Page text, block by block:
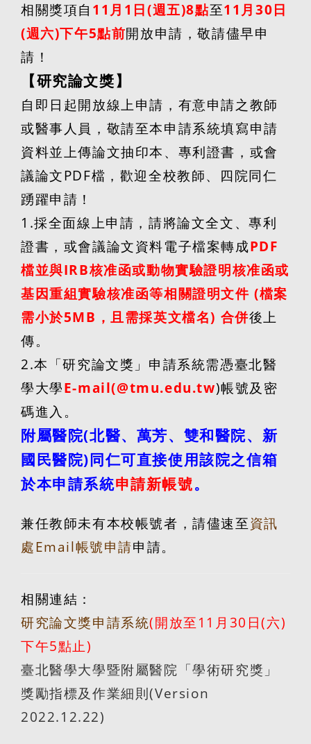
相關獎項自 11 月 1 日(週五)8點至11 月30日
(週六)下午5點前開放申請，敬請儘早申
請！
【研究論文獎】
自即日起開放線上申請，有意申請之教師
或醫事人員，敬請至本申請系統填寫申請
資料並上傳論文抽印本、專利證書，或會
議論文PDF檔，歡迎全校教師、四院同仁
踴躍申請！
1.採全面線上申請，請將論文全文、專利
證書，或會議論文資料電子檔案轉成PDF
檔並與IRB核准函或動物實驗證明核准函或
基因重組實驗核准函等相關證明文件 (檔案
需小於5MB ，且需採英文檔名) 合併後上
傳。
2.本「研究論文獎」申請系統需憑臺北醫
學大學E-mail(@tmu.edu.tw)帳號及密
碼進入。
附屬醫院(北醫、萬芳、雙和醫院、新
國民醫院)同仁可直接使用該院之信箱
於本申請系統申請新帳號。
兼任教師未有本校帳號者，請儘速至資訊
處Email帳號申請申請。
相關連結：
研究論文獎申請系統(開放至 11 月 30 日(六)
下午5點止)
臺北醫學大學暨附屬醫院「學術研究獎」
獎勵指標及作業細則(Version
2022.12.22)